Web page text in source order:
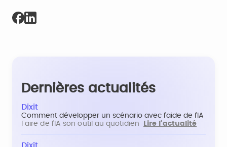
Dernières actualités
Dixit
Comment développer un scénario avec l'aide de l'IA
Faire de l'IA son outil au quotidien
Lire l'actualité